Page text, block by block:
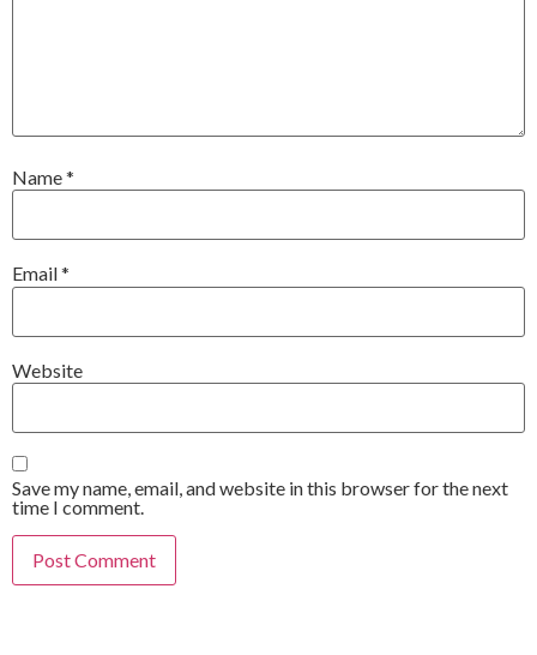
Name*
Email*
Website
Save my name, email, and website in this browser for the next
time I comment.